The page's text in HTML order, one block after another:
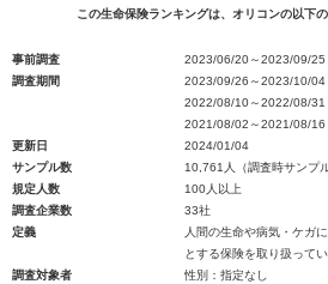
この生命保険ランキングは、オリコンの以下
事前調査
2023/06/20～2023/09/25
調査期間
2023/09/26～2023/10/04
2022/08/10～2022/08/31
2021/08/02～2021/08/16
更新日
2024/01/04
サンプル数
10,761人（調査時サンプ
規定人数
100人以上
調査企業数
33社
定義
人間の生命や病気・ケガ
とする保険を取り扱って
調査対象者
性別：指定なし